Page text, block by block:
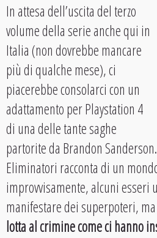
In attesa dell’uscita del terzo
volume della serie anche qui in
Italia (non dovrebbe mancare
più di qualche mese), ci
piacerebbe consolarci con un
adattamento per Playstation 4
di una delle tante saghe
partorite da Brandon
Eliminatori racconta di un
improvvisamente, alcuni esseri
manifestare dei superpoteri, ma
lotta al crimine come ci hanno